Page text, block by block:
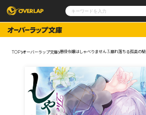
コミックガルド
コミッククリエ
文庫
ノベルス
その他
コミックエッセイ
ポケットモンスター
アニメ
ゲーム
通販・
OVERLAP
オーバーラ
企業
会社概要
採用情報
アクセス
オーバーラップホールディングス
オーバーラップ文庫
TOP オーバーラップ文庫 悪役令嬢はしゃべりません 3.崩れ落ちる孤高の